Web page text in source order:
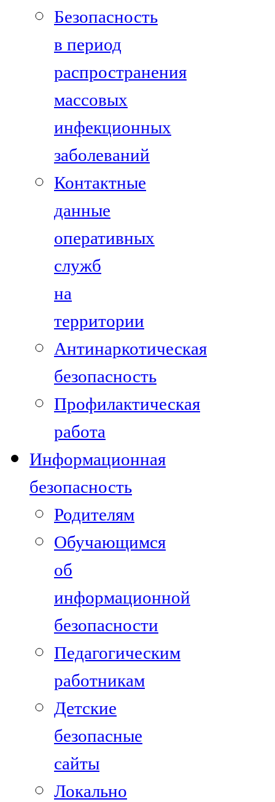
Безопасность
в период
распространения
массовых
инфекционных
заболеваний
Контактные
данные
оперативных
служб
на
территории
Антинаркотическая
безопасность
Профилактическая
работа
Информационная
безопасность
Родителям
Обучающимся
об
информационной
безопасности
Педагогическим
работникам
Детские
безопасные
сайты
Локально